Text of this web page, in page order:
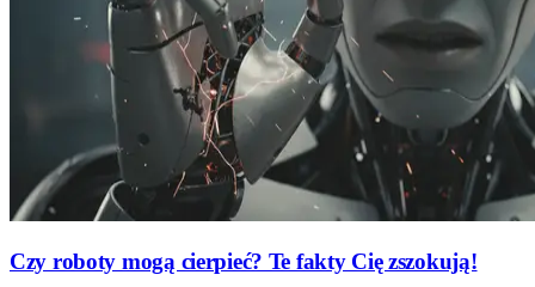
Czy roboty mogą cierpieć? Te fakty Cię zszokują!